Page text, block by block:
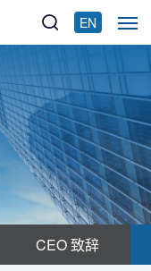
EN
CEO 致辞